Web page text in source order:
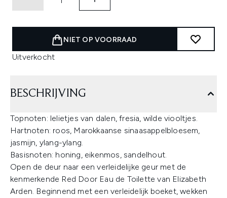
NIET OP VOORRAAD
Uitverkocht
BESCHRIJVING
Topnoten: lelietjes van dalen, fresia, wilde viooltjes.
Hartnoten: roos, Marokkaanse sinaasappelbloesem,
jasmijn, ylang-ylang.
Basisnoten: honing, eikenmos, sandelhout.
Open de deur naar een verleidelijke geur met de
kenmerkende Red Door Eau de Toilette van Elizabeth
Arden. Beginnend met een verleidelijk boeket, wekken